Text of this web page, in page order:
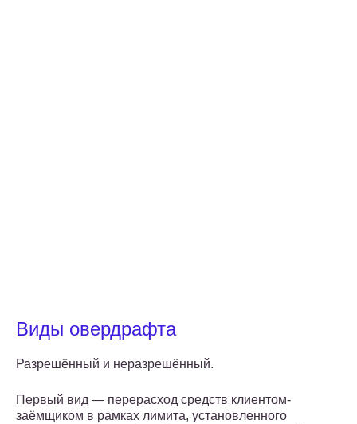
Виды овердрафта
Разрешённый и неразрешённый.
Первый вид — перерасход средств клиентом-
заёмщиком в рамках лимита, установленного